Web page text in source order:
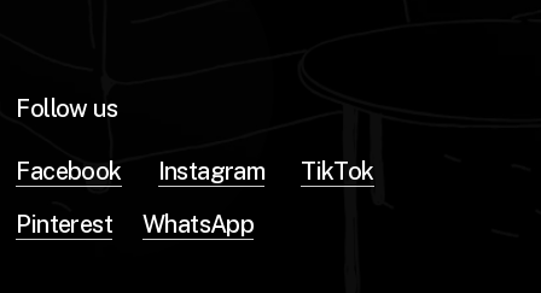
Follow us
Facebook Instagram
TikTok
Pinterest
WhatsApp